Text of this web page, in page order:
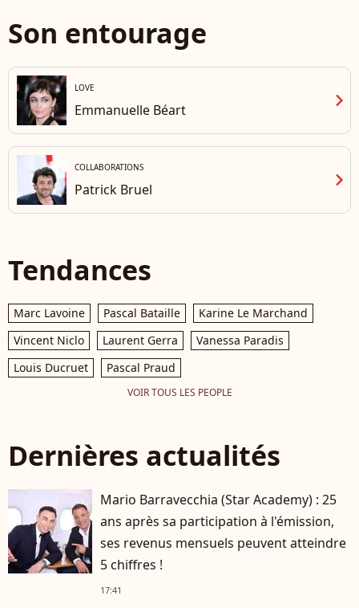
Son entourage
LOVE
Emmanuelle Béart chevron_right
COLLABORATIONS
Patrick Bruel chevron_right
Tendances
Marc Lavoine Pascal Bataille
Karine Le Marchand
Vincent Niclo
Laurent Gerra
Vanessa Paradis
Louis Ducruet
Pascal Praud
VOIR TOUS LES PEOPLE
Dernières actualités
Mario Barravecchia (Star Academy) : 25
ans après sa participation à l'émission,
ses revenus mensuels peuvent atteindre
5 chiffres !
17:41